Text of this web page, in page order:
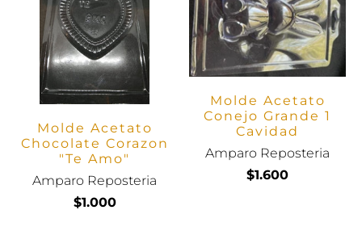
Molde Acetato
Chocolate Corazon
"Te Amo"
Amparo Reposteria
$1.000
Molde Acetato
Conejo Grande 1
Cavidad
Amparo Reposteria
$1.600